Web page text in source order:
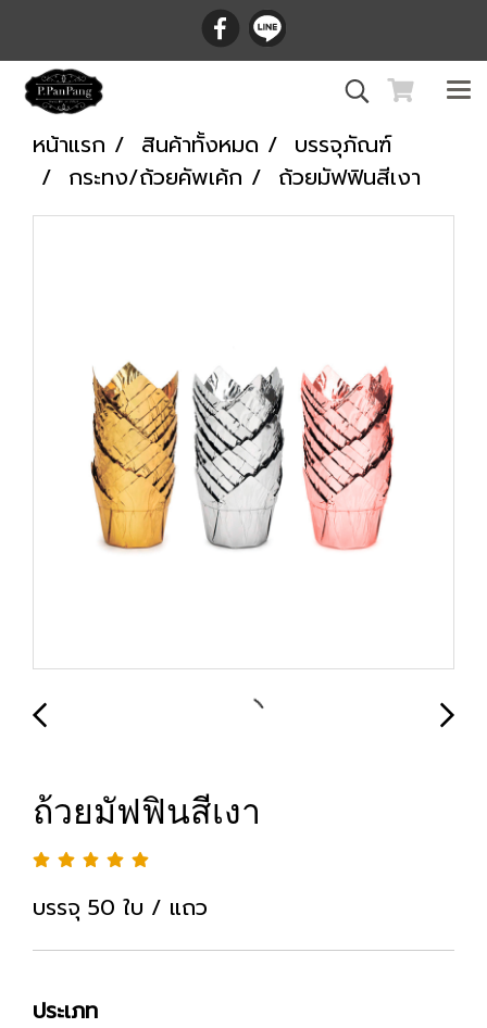
หน้าแรก สินค้าทั้งหมด
บรรจุภัณฑ์
กระทง/ถ้วยคัพเค้ก
ถ้วยมัฟฟินสีเงา
ถ้วยมัฟฟินสีเงา
บรรจุ 50 ใบ / แถว
ประเภท